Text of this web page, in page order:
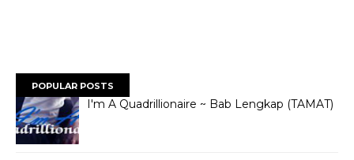
POPULAR POSTS
I'm A Quadrillionaire ~ Bab Lengkap (TAMAT)